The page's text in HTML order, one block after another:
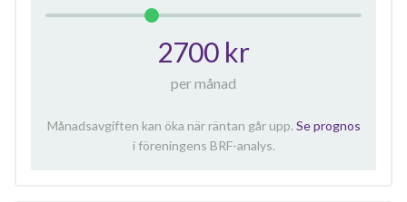
2700 kr
per månad
Månadsavgiften kan öka när räntan går upp. Se prognos
i föreningens BRF-analys.